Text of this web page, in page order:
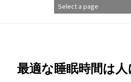
最適な睡眠時間は人